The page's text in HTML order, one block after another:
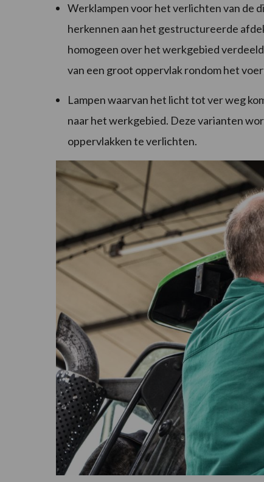
Werklampen voor het verlichten van de
herkennen aan het gestructureerde
homogeen over het werkgebied
van een groot oppervlak rondom het
Lampen waarvan het licht tot ver weg
naar het werkgebied. Deze varianten
oppervlakken te verlichten.